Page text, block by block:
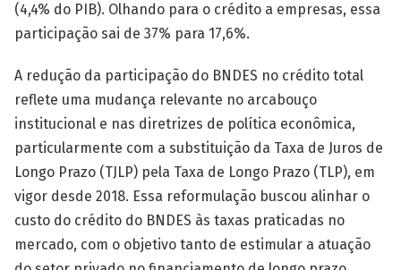
(4,4% do PIB). Olhando para o crédito a empresas, essa
participação sai de 37% para 17,6%.
A redução da participação do BNDES no crédito total
reflete uma mudança relevante no arcabouço
institucional e nas diretrizes de política econômica,
particularmente com a substituição da Taxa de Juros de
Longo Prazo (TJLP) pela Taxa de Longo Prazo (TLP), em
vigor desde 2018. Essa reformulação buscou alinhar o
custo do crédito do BNDES às taxas praticadas no
mercado, com o objetivo tanto de estimular a atuação